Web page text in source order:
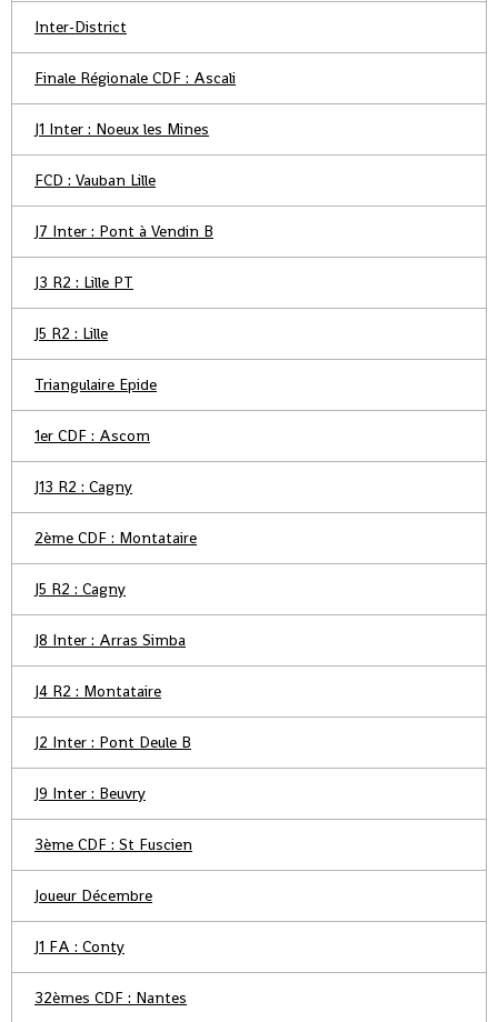
Inter-District
Finale Régionale CDF : Ascali
J1 Inter : Noeux les Mines
FCD : Vauban Lille
J7 Inter : Pont à Vendin B
J3 R2 : Lille PT
J5 R2 : Lille
Triangulaire Epide
1er CDF : Ascom
J13 R2 : Cagny
2ème CDF : Montataire
J5 R2 : Cagny
J8 Inter : Arras Simba
J4 R2 : Montataire
J2 Inter : Pont Deule B
J9 Inter : Beuvry
3ème CDF : St Fuscien
Joueur Décembre
J1 FA : Conty
32èmes CDF : Nantes